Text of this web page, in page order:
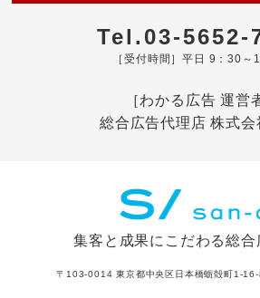
Tel.03-5652-
［受付時間］平日 9：30～
［わかる広告 運営
総合広告代理店 株式会
集客と成果にこだわる総合
〒103-0014 東京都中央区日本橋蛎殻町1-